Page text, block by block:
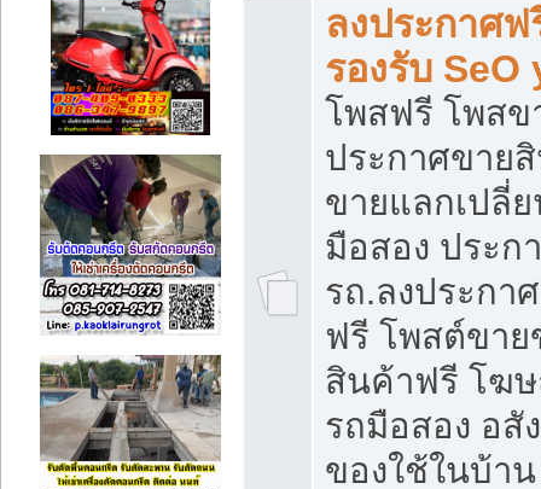
ลงประกาศ
รองรับ
โพสฟรี โพสข
ประกาศขาย
ขายแลกเปลี่
มือสอง ประก
รถ.ลงประกา
ฟรี โพสต์ขา
สินค้าฟรี โฆ
รถมือสอง อสั
ของใช้ในบ้า